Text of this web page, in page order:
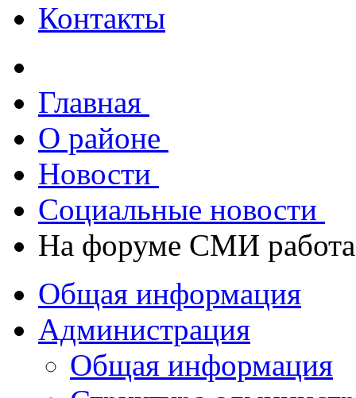
Контакты
Главная
О районе
Новости
Социальные новости
На форуме СМИ
Общая информация
Администрация
Общая информация